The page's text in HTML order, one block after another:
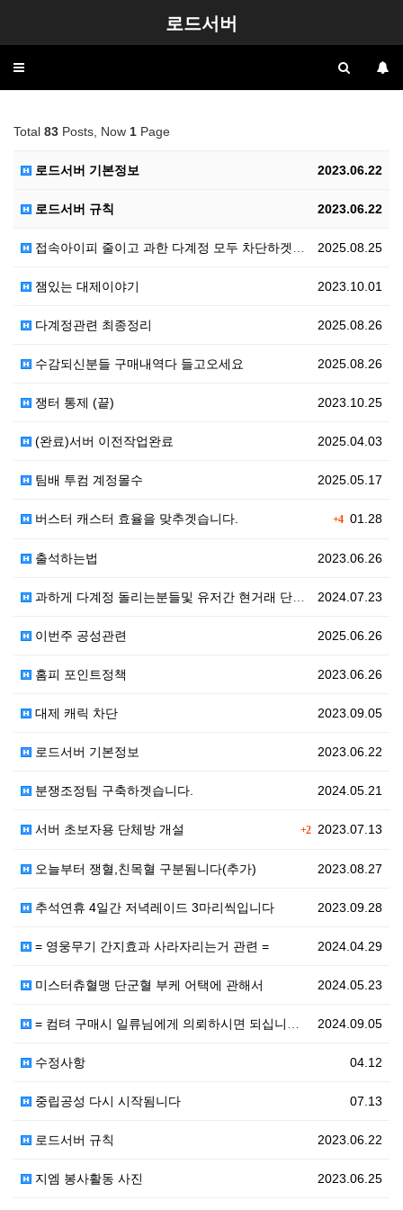
로드서버
Toggle
Total 83 Posts, Now 1 Page
2023.06.22
로드서버 기본정보
2023.06.22
로드서버 규칙
2025.08.25
접속아이피 줄이고 과한 다계정 모두 차단하겟습니다
2023.10.01
잼있는 대제이야기
2025.08.26
다계정관련 최종정리
2025.08.26
수감되신분들 구매내역다 들고오세요
2023.10.25
쟁터 통제 (끝)
2025.04.03
(완료)서버 이전작업완료
2025.05.17
팀배 투컴 계정몰수
+401.28
버스터 캐스터 효율을 맞추겟습니다.
2023.06.26
출석하는법
2024.07.23
과하게 다계정 돌리는분들및 유저간 현거래 단속하겟습니다…
2025.06.26
이번주 공성관련
2023.06.26
홈피 포인트정책
2023.09.05
대제 캐릭 차단
2023.06.22
로드서버 기본정보
2024.05.21
분쟁조정팀 구축하겟습니다.
+22023.07.13
서버 초보자용 단체방 개설
2023.08.27
오늘부터 쟁혈,친목혈 구분됨니다(추가)
2023.09.28
추석연휴 4일간 저녁레이드 3마리씩입니다
2024.04.29
= 영웅무기 간지효과 사라자리는거 관련 =
2024.05.23
미스터츄혈맹 단군혈 부케 어택에 관해서
2024.09.05
= 컴텨 구매시 일류님에게 의뢰하시면 되십니다. =
04.12
수정사항
07.13
중립공성 다시 시작됨니다
2023.06.22
로드서버 규칙
2023.06.25
지엠 봉사활동 사진